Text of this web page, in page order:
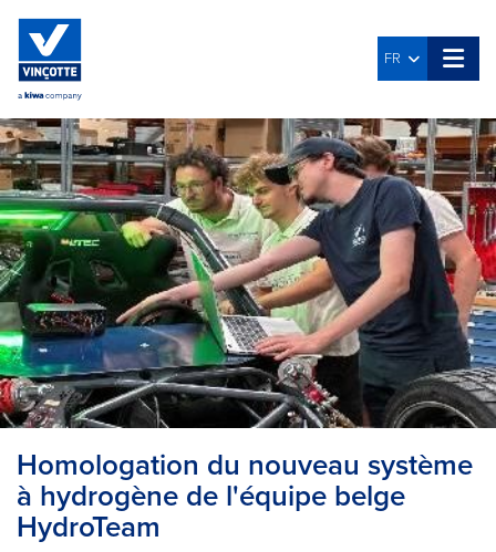
FR
Homologation du nouveau système
à hydrogène de l'équipe belge
HydroTeam